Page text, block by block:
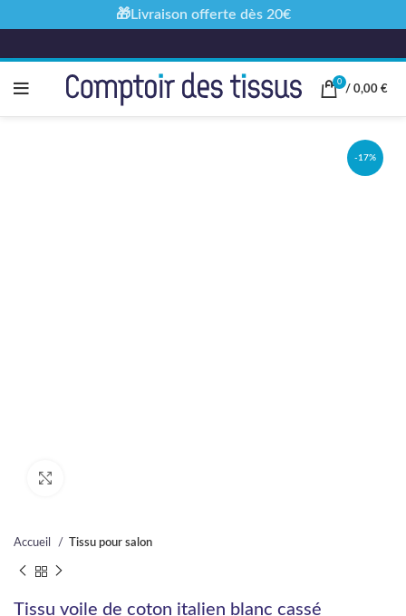
0
/ 0,00 €
-17%
Accueil Tissu pour salon
Tissu voile de coton italien blanc cassé
🎁Livraison offerte dès 20€